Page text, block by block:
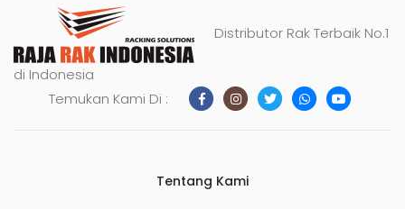
Distributor Rak Terbaik No.1
di Indonesia
Temukan Kami Di :
Tentang Kami